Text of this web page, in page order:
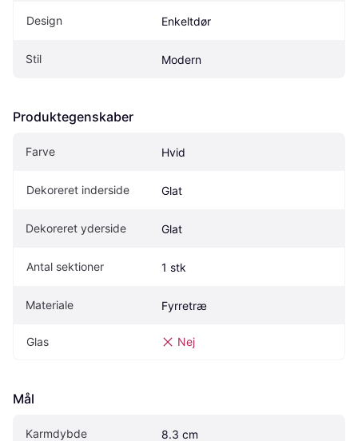
Design Enkeltdør
Stil Modern
Produktegenskaber
Farve Hvid
Dekoreret inderside Glat
Dekoreret yderside Glat
Antal sektioner 1 stk
Materiale Fyrretræ
Glas Nej
Mål
Karmdybde 8.3 cm